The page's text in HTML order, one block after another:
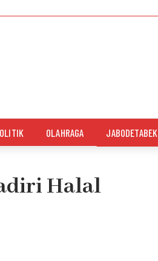
OLAHRAGA JABODETABEK
Halal